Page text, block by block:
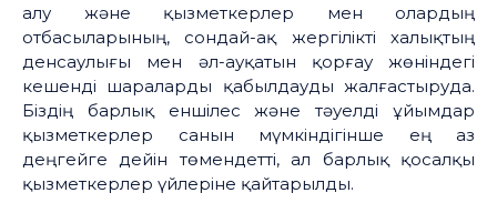
алу және қызметкерлер мен олардың
отбасыларының, сондай-ақ жергілікті халықтың
денсаулығы мен әл-ауқатын қорғау жөніндегі
кешенді шараларды қабылдауды жалғастыруда.
Біздің барлық еншілес және тәуелді ұйымдар
қызметкерлер санын мүмкіндігінше ең аз
деңгейге дейін төмендетті, ал барлық қосалқы
қызметкерлер үйлеріне қайтарылды.